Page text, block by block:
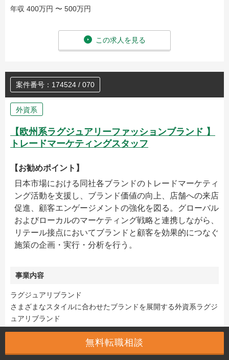
年収 400万円 〜 500万円
この求人を見る
案件番号：174524 / 070
外資系
【欧州系ラグジュアリーファッションブランド 】
トレードマーケティングスタッフ
【お勧めポイント】
日本市場における同社各ブランドのトレードマーケティ
ング活動を支援し、ブランド価値の向上、店舗への来店
促進、顧客エンゲージメントの強化を図る。グローバル
およびローカルのマーケティング戦略と連携しながら、
リテール接点においてブランドと顧客を効果的につなぐ
施策の企画・実行・分析を行う。
事業内容
ラグジュアリブランド
さまざまなスタイルに合わせたブランドを展開する外資系ラグジ
ュアリブランド
無料転職相談